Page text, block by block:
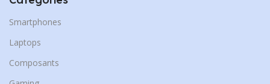
Smartphones
Laptops
Composants